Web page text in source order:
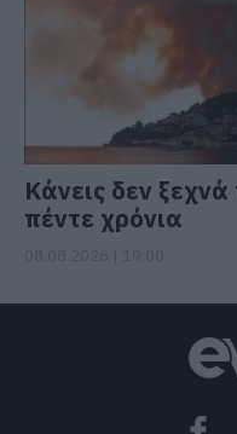
Κάνεις δεν ξεχνά
πέντε χρόνια